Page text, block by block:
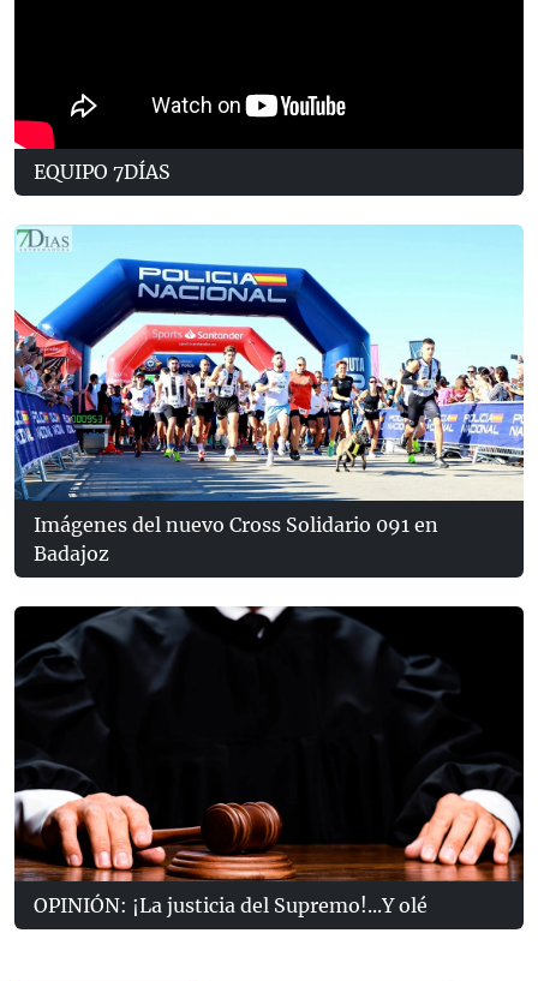
EQUIPO 7DÍAS
Imágenes del nuevo Cross Solidario 091 en
Badajoz
OPINIÓN: ¡La justicia del Supremo!...Y olé